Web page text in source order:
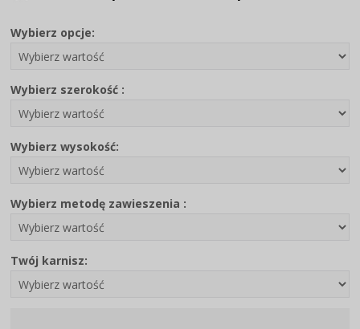
Wybierz opcje:
Wybierz szerokość :
Wybierz wysokość:
Wybierz metodę zawieszenia :
Twój karnisz: